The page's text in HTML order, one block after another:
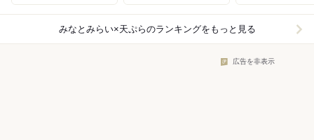
みなとみらい×天ぷらのランキングをもっと見る
広告を非表示